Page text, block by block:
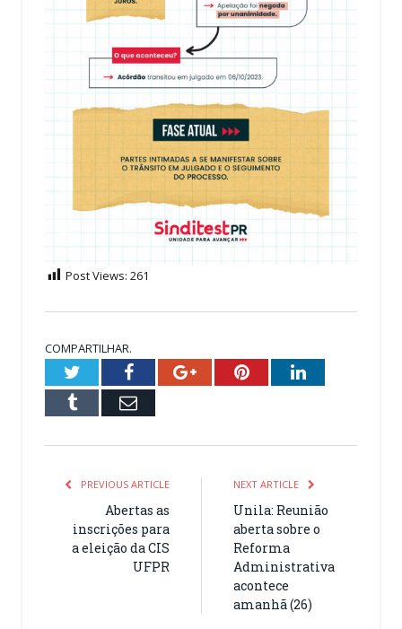
Post Views: 261
COMPARTILHAR.
TwitterFacebookGoogle+PinterestLinkedIn
Tumblr Email
PREVIOUS ARTICLE
Abertas as
inscrições para
a eleição da CIS
UFPR
NEXT ARTICLE
Unila: Reunião
aberta sobre o
Reforma
Administrativa
acontece
amanhã (26)